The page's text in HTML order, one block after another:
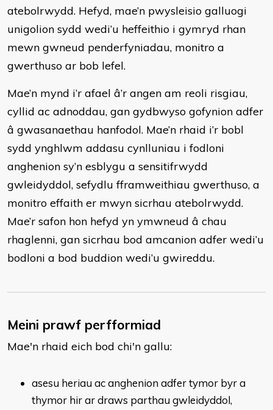
atebolrwydd. Hefyd, mae’n pwysleisio galluogi
unigolion sydd wedi’u heffeithio i gymryd rhan
mewn gwneud penderfyniadau, monitro a
gwerthuso ar bob lefel.
Mae’n mynd i’r afael â’r angen am reoli risgiau,
cyllid ac adnoddau, gan gydbwyso gofynion adfer
â gwasanaethau hanfodol. Mae’n rhaid i’r bobl
sydd ynghlwm addasu cynlluniau i fodloni
anghenion sy’n esblygu a sensitifrwydd
gwleidyddol, sefydlu fframweithiau gwerthuso, a
monitro effaith er mwyn sicrhau atebolrwydd.
Mae’r safon hon hefyd yn ymwneud â chau
rhaglenni, gan sicrhau bod amcanion adfer wedi’u
bodloni a bod buddion wedi’u gwireddu.
Meini prawf perfformiad
Mae'n rhaid eich bod chi'n gallu:
asesu heriau ac anghenion adfer tymor byr a
thymor hir ar draws parthau gwleidyddol,